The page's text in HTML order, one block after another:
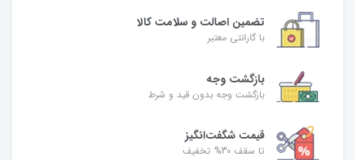
تضمین اصالت و سلامت کالا
با گارانتی معتبر
بازگشت وجه
بازگشت وجه بدون قید و شرط
قیمت شگفت‌انگیز
تا سقف 30% تخفیف